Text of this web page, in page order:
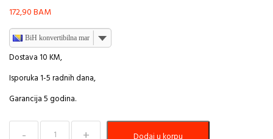
172,90BAM
BiH konvertibilna marka
Dostava 10 KM,
Isporuka 1-5 radnih dana,
Garancija 5 godina.
Baterija